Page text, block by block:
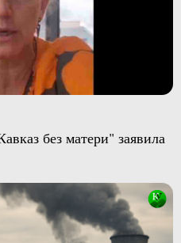
без матери" заявила